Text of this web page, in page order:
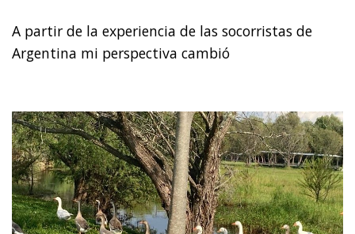
A partir de la experiencia de las socorristas de
Argentina mi perspectiva cambió